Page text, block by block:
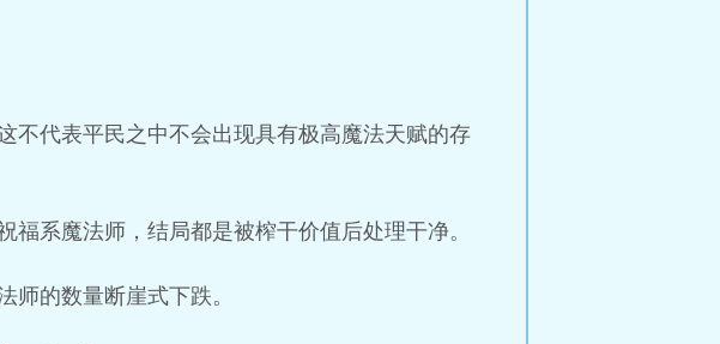
不代表平民之中不会出现具有极高魔法天赋的存
系魔法师，结局都是被榨干价值后处理干净。
师的数量断崖式下跌。